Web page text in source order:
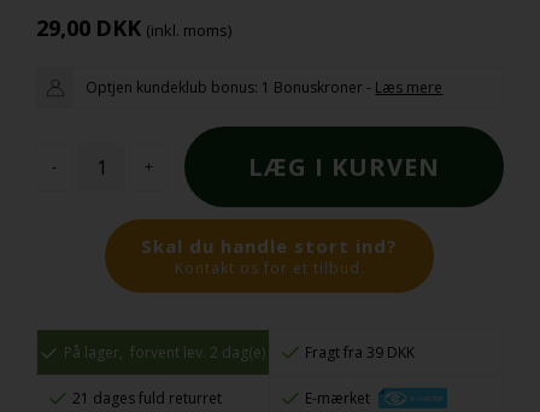
29,00 DKK (inkl. moms)
Optjen kundeklub bonus: 1 Bonuskroner - Læs mere
- +
Skal du handle stort ind?
Kontakt os for et tilbud.
På lager,forvent lev. 2 dag(e) Fragt fra 39 DKK
21 dages fuld returret E-mærket